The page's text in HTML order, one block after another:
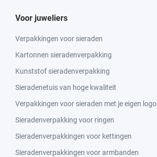
Voor juweliers
Verpakkingen voor sieraden
Kartonnen sieradenverpakking
Kunststof sieradenverpakking
Sieradenetuis van hoge kwaliteit
Verpakkingen voor sieraden met je eigen logo
Sieradenverpakking voor ringen
Sieradenverpakkingen voor kettingen
Sieradenverpakkingen voor armbanden